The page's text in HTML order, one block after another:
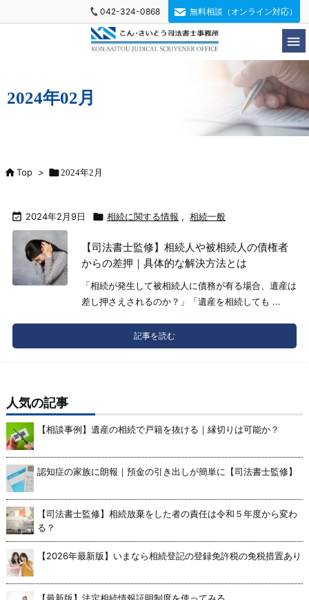

042-324-0868 無料相談（オンライン対応）
2024年02月
Top > 2024年2月
 2024年2月9日  相続に関する情報 , 相続一般
【司法書士監修】相続人や被相続人の債権者
からの差押｜具体的な解決方法とは
「相続が発生して被相続人に債務が有る場合、遺産は
差し押さえされるのか？」「遺産を相続しても ...
記事を読む
人気の記事
【相談事例】遺産の相続で戸籍を抜ける｜縁切りは可能か？
認知症の家族に朗報｜預金の引き出しが簡単に【司法書士監修】
【司法書士監修】相続放棄をした者の責任は令和５年度から変わ
る？
【2026年最新版】いまなら相続登記の登録免許税の免税措置あり
【最新版】法定相続情報証明制度を使ってみる